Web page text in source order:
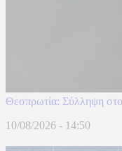
Θεσπρωτία: Σύλληψη
10/08/2026 - 14:50